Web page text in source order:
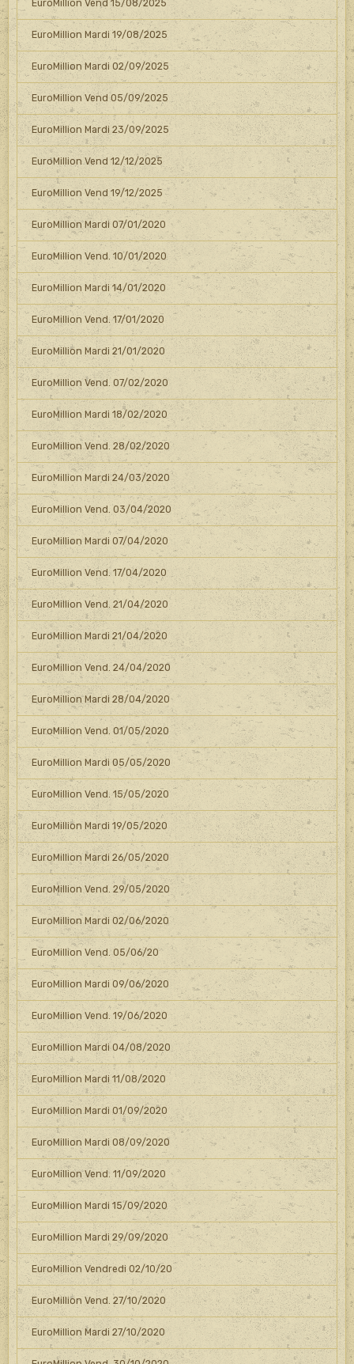
EuroMillion Vend 15/08/2025
EuroMillion Mardi 19/08/2025
EuroMillion Mardi 02/09/2025
EuroMillion Vend 05/09/2025
EuroMillion Mardi 23/09/2025
EuroMillion Vend 12/12/2025
EuroMillion Vend 19/12/2025
EuroMillion Mardi 07/01/2020
EuroMillion Vend. 10/01/2020
EuroMillion Mardi 14/01/2020
EuroMillion Vend. 17/01/2020
EuroMillion Mardi 21/01/2020
EuroMillion Vend. 07/02/2020
EuroMillion Mardi 18/02/2020
EuroMillion Vend. 28/02/2020
EuroMillion Mardi 24/03/2020
EuroMillion Vend. 03/04/2020
EuroMillion Mardi 07/04/2020
EuroMillion Vend. 17/04/2020
EuroMillion Vend. 21/04/2020
EuroMillion Mardi 21/04/2020
EuroMillion Vend. 24/04/2020
EuroMillion Mardi 28/04/2020
EuroMillion Vend. 01/05/2020
EuroMillion Mardi 05/05/2020
EuroMillion Vend. 15/05/2020
EuroMillion Mardi 19/05/2020
EuroMillion Mardi 26/05/2020
EuroMillion Vend. 29/05/2020
EuroMillion Mardi 02/06/2020
EuroMillion Vend. 05/06/20
EuroMillion Mardi 09/06/2020
EuroMillion Vend. 19/06/2020
EuroMillion Mardi 04/08/2020
EuroMillion Mardi 11/08/2020
EuroMillion Mardi 01/09/2020
EuroMillion Mardi 08/09/2020
EuroMillion Vend. 11/09/2020
EuroMillion Mardi 15/09/2020
EuroMillion Mardi 29/09/2020
EuroMillion Vendredi 02/10/20
EuroMillion Vend. 27/10/2020
EuroMillion Mardi 27/10/2020